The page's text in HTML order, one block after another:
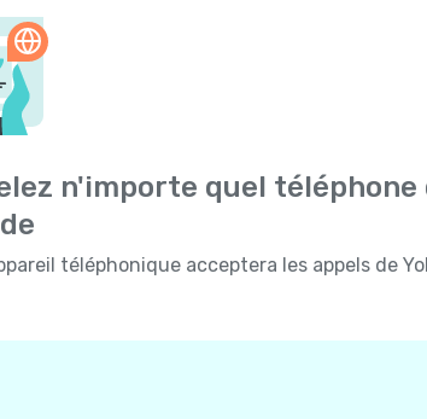
n'importe quel téléphone
téléphonique acceptera les appels de